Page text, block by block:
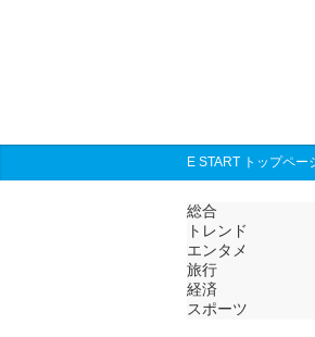
E START トップペー
総合
トレンド
エンタメ
旅行
経済
スポーツ